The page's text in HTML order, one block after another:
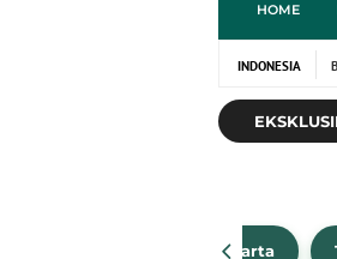
HOME
INDONESIA
Persija Jakarta